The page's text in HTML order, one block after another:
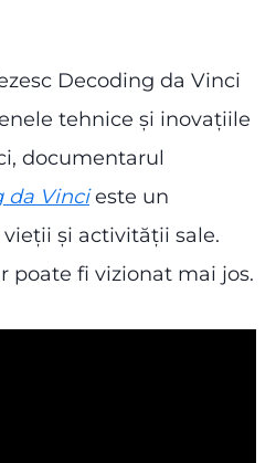
Decoding da Vinci
tehnice și inovațiile
documentarul
da Vincieste un
și activității sale.
poate fi vizionat mai jos.